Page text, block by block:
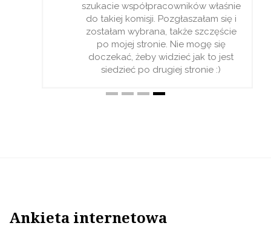
szukacie współpracowników właśnie
do takiej komisji. Pozgłaszałam się i
zostałam wybrana, także szczęście
po mojej stronie. Nie mogę się
doczekać, żeby widzieć jak to jest
siedzieć po drugiej stronie :)
Ankieta internetowa